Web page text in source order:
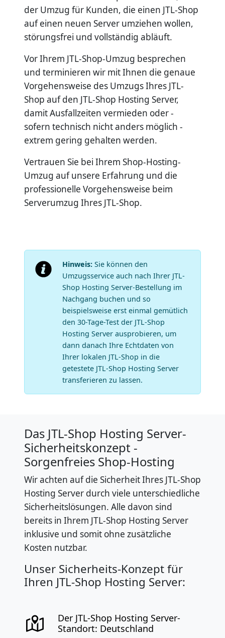
der Umzug für Kunden, die einen JTL-Shop
auf einen neuen Server umziehen wollen,
störungsfrei und vollständig abläuft.
Vor Ihrem JTL-Shop-Umzug besprechen
und terminieren wir mit Ihnen die genaue
Vorgehensweise des Umzugs Ihres JTL-
Shop auf den JTL-Shop Hosting Server,
damit Ausfallzeiten vermieden oder -
sofern technisch nicht anders möglich -
extrem gering gehalten werden.
Vertrauen Sie bei Ihrem Shop-Hosting-
Umzug auf unsere Erfahrung und die
professionelle Vorgehensweise beim
Serverumzug Ihres JTL-Shop.
Hinweis: Sie können den
Umzugsservice auch nach Ihrer JTL-
Shop Hosting Server-Bestellung im
Nachgang buchen und so
beispielsweise erst einmal gemütlich
den 30-Tage-Test der JTL-Shop
Hosting Server ausprobieren, um
dann danach Ihre Echtdaten von
Ihrer lokalen JTL-Shop in die
getestete JTL-Shop Hosting Server
transferieren zu lassen.
Das JTL-Shop Hosting Server-
Sicherheitskonzept -
Sorgenfreies Shop-Hosting
Wir achten auf die Sicherheit Ihres JTL-Shop
Hosting Server durch viele unterschiedliche
Sicherheitslösungen. Alle davon sind
bereits in Ihrem JTL-Shop Hosting Server
inklusive und somit ohne zusätzliche
Kosten nutzbar.
Unser Sicherheits-Konzept für
Ihren JTL-Shop Hosting Server:
Der JTL-Shop Hosting Server-
Standort: Deutschland